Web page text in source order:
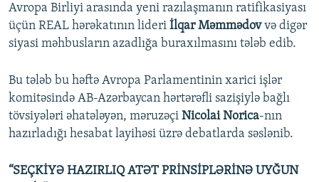
XƏBƏR BÜLLETENLƏRIMIZ
Avropa Birliyi arasında yeni razılaşmanın ratifikasiyası
üçün REAL hərəkatının lideri İlqar Məmmədovvə digər
siyasi məhbusların azadlığa buraxılmasını tələb edib.
Bu tələb bu həftə Avropa Parlamentinin xarici işlər
komitəsində AB-Azərbaycan hərtərəfli sazişiylə bağlı
tövsiyələri əhatələyən, məruzəçi Nicolai Norica-nın
hazırladığı hesabat layihəsi üzrə debatlarda səslənib.
“SEÇKİYƏ HAZIRLIQ ATƏT PRİNSİPLƏRİNƏ UYĞUN